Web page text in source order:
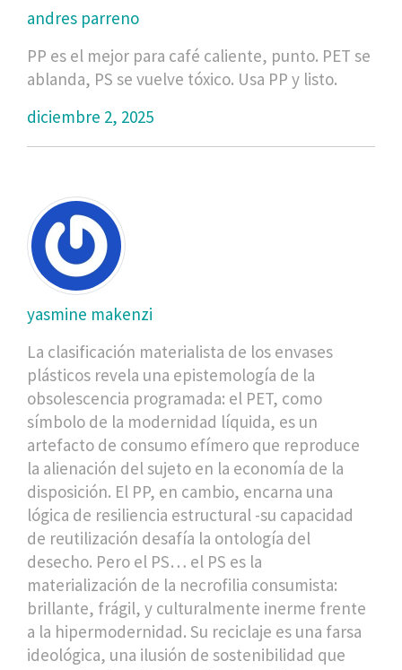
andres parreno
PP es el mejor para café caliente, punto. PET se
ablanda, PS se vuelve tóxico. Usa PP y listo.
diciembre 2, 2025
yasmine makenzi
La clasificación materialista de los envases
plásticos revela una epistemología de la
obsolescencia programada: el PET, como
símbolo de la modernidad líquida, es un
artefacto de consumo efímero que reproduce
la alienación del sujeto en la economía de la
disposición. El PP, en cambio, encarna una
lógica de resiliencia estructural -su capacidad
de reutilización desafía la ontología del
desecho. Pero el PS… el PS es la
materialización de la necrofilia consumista:
brillante, frágil, y culturalmente inerme frente
a la hipermodernidad. Su reciclaje es una farsa
ideológica, una ilusión de sostenibilidad que